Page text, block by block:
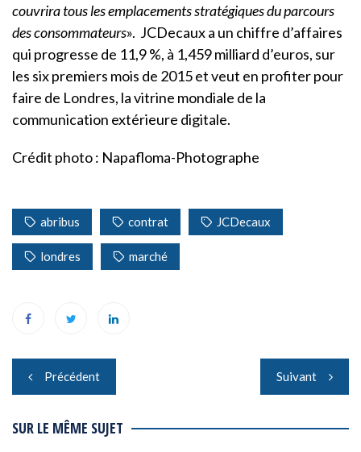
couvrira tous les emplacements stratégiques du parcours
des consommateurs». JCDecaux a un chiffre d’affaires
qui progresse de 11,9 %, à 1,459 milliard d’euros, sur
les six premiers mois de 2015 et veut en profiter pour
faire de Londres, la vitrine mondiale de la
communication extérieure digitale.
Crédit photo : Napafloma-Photographe
abribus contrat JCDecaux
londres marché
Navigation
de
l’article
Précédent Suivant
SUR LE MÊME SUJET